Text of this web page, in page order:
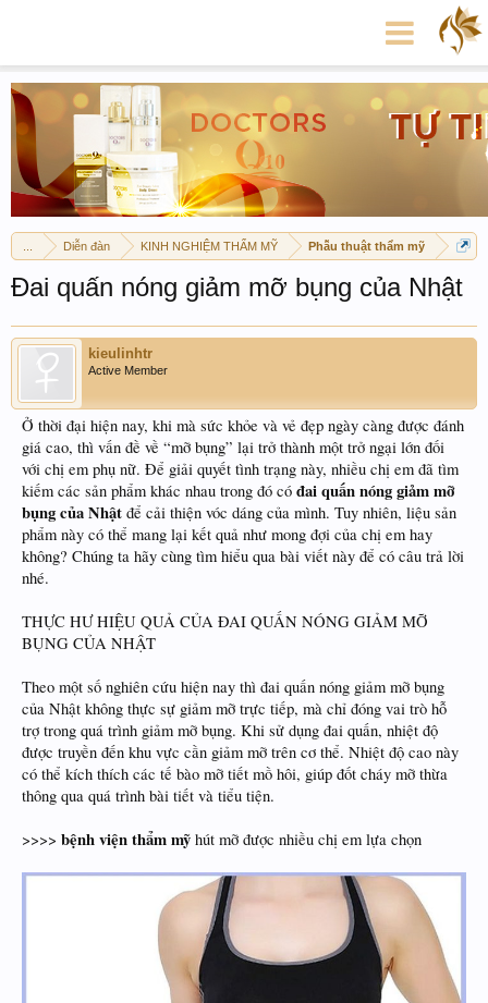
Diễn đàn KINH NGHIỆM THẨM MỸ Phẫu thuật thẩm mỹ
Đai quấn nóng giảm mỡ bụng của Nhật
kieulinhtr
Active Member
Ở thời đại hiện nay, khi mà sức khỏe và vẻ đẹp ngày càng được đánh
giá cao, thì vấn đề về “mỡ bụng” lại trở thành một trở ngại lớn đối
với chị em phụ nữ. Để giải quyết tình trạng này, nhiều chị em đã tìm
kiếm các sản phẩm khác nhau trong đó có đai quấn nóng giảm mỡ
bụng của Nhật để cải thiện vóc dáng của mình. Tuy nhiên, liệu sản
phẩm này có thể mang lại kết quả như mong đợi của chị em hay
không? Chúng ta hãy cùng tìm hiểu qua bài viết này để có câu trả lời
nhé.
THỰC HƯ HIỆU QUẢ CỦA ĐAI QUẤN NÓNG GIẢM MỠ
BỤNG CỦA NHẬT
Theo một số nghiên cứu hiện nay thì đai quấn nóng giảm mỡ bụng
của Nhật không thực sự giảm mỡ trực tiếp, mà chỉ đóng vai trò hỗ
trợ trong quá trình giảm mỡ bụng. Khi sử dụng đai quấn, nhiệt độ
được truyền đến khu vực cần giảm mỡ trên cơ thể. Nhiệt độ cao này
có thể kích thích các tế bào mỡ tiết mồ hôi, giúp đốt cháy mỡ thừa
thông qua quá trình bài tiết và tiểu tiện.
>>>> bệnh viện thẩm mỹ hút mỡ được nhiều chị em lựa chọn